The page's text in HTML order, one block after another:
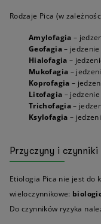
Rodzaje Pica (w
Amylofagia –
Geofagia– jedzenie
Hialofagia –
Mukofagia –
Koprofagia –
Litofagia –
Trichofagia–
Ksylofagia –
Przyczyny i czynniki
Etiologia Pica nie jest do
wieloczynnikowe:
Do czynników ryzyka